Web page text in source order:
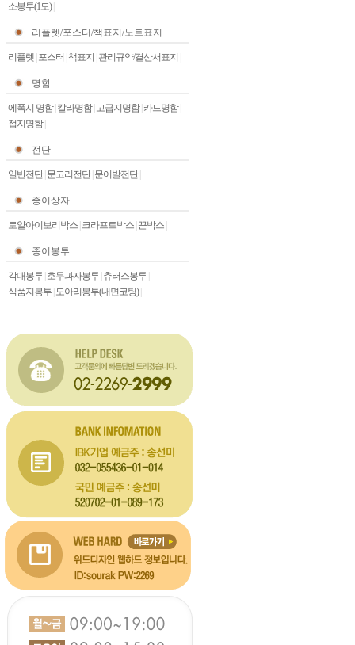
소봉투(1도)|
리플렛/포스터/책표지/노트표지
리플렛 포스터 책표지 관리규약/결산서표지
명함
에폭시 명함| 칼라명함| 고급지명함| 카드명함|
접지명함|
전단
일반전단| 문고리전단| 문어발전단|
종이상자
로얄아이보리박스 크라프트박스 끈박스
종이봉투
각대봉투 호두과자봉투 츄러스봉투
식품지봉투 도아리봉투(내면코팅)|